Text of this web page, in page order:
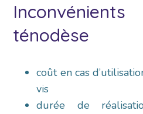
ténodèse
coût en cas
vis
durée de